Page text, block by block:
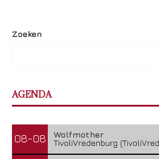
Zoeken
AGENDA
08-08
Wolfmother
TivoliVredenburg